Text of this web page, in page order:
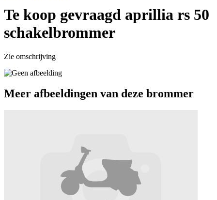
Te koop gevraagd aprillia rs 50
schakelbrommer
Zie omschrijving
Meer afbeeldingen van deze brommer